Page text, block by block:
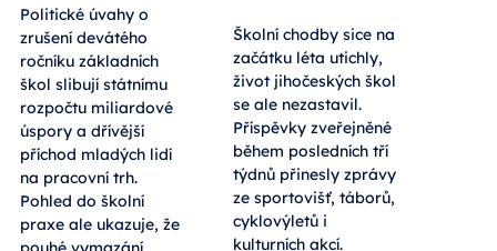
Politické úvahy o
zrušení devátého
ročníku základních
škol slibují státnímu
rozpočtu miliardové
úspory a dřívější
příchod mladých lidí
na pracovní trh.
Pohled do školní
praxe ale ukazuje, že
Školní chodby sice na
začátku léta utichly,
život jihočeských škol
se ale nezastavil.
Příspěvky zveřejněné
během posledních tří
týdnů přinesly zprávy
ze sportovišť, táborů,
cyklovýletů i
kulturních akcí.